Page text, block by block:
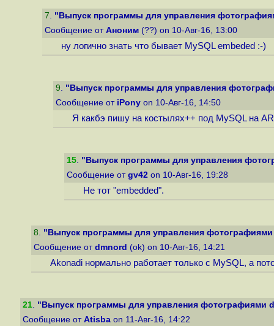
7. "Выпуск программы для управления
Сообщение от Аноним (??) on 10-Авг-16, 13:00
ну логично знать что бывает MySQL embeded :-)
9. "Выпуск программы для управления
Сообщение от iPony on 10-Авг-16, 14:50
Я какбэ пишу на костылях++ под MySQL на
15. "Выпуск программы для управления
Сообщение от gv42 on 10-Авг-16, 19:28
Не тот "embedded".
8. "Выпуск программы для управления
Сообщение от dmnord (ok) on 10-Авг-16, 14:21
Akonadi нормально работает только с MySQL, а
21. "Выпуск программы для управления фотографиями
Сообщение от Atisba on 11-Авг-16, 14:22